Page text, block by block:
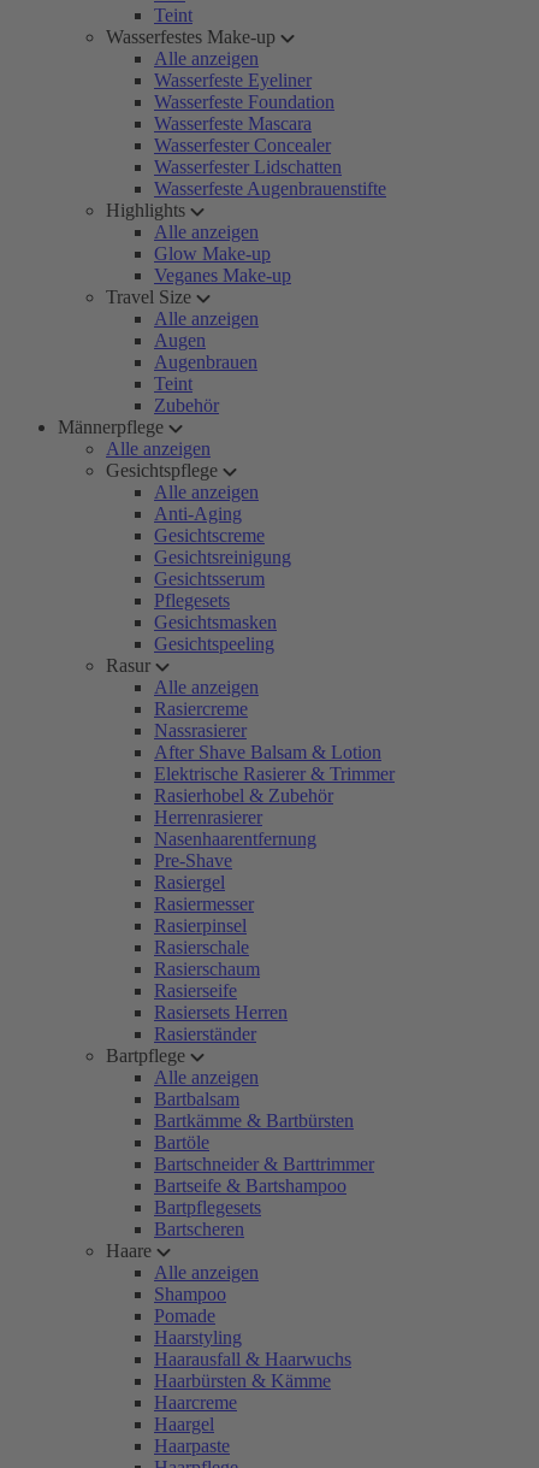
Teint
Wasserfestes Make-up
Alle anzeigen
Wasserfeste Eyeliner
Wasserfeste Foundation
Wasserfeste Mascara
Wasserfester Concealer
Wasserfester Lidschatten
Wasserfeste Augenbrauenstifte
Highlights
Alle anzeigen
Glow Make-up
Veganes Make-up
Travel Size
Alle anzeigen
Augen
Augenbrauen
Teint
Zubehör
Männerpflege
Alle anzeigen
Gesichtspflege
Alle anzeigen
Anti-Aging
Gesichtscreme
Gesichtsreinigung
Gesichtsserum
Pflegesets
Gesichtsmasken
Gesichtspeeling
Rasur
Alle anzeigen
Rasiercreme
Nassrasierer
After Shave Balsam & Lotion
Elektrische Rasierer & Trimmer
Rasierhobel & Zubehör
Herrenrasierer
Nasenhaarentfernung
Pre-Shave
Rasiergel
Rasiermesser
Rasierpinsel
Rasierschale
Rasierschaum
Rasierseife
Rasiersets Herren
Rasierständer
Bartpflege
Alle anzeigen
Bartbalsam
Bartkämme & Bartbürsten
Bartöle
Bartschneider & Barttrimmer
Bartseife & Bartshampoo
Bartpflegesets
Bartscheren
Haare
Alle anzeigen
Shampoo
Pomade
Haarstyling
Haarausfall & Haarwuchs
Haarbürsten & Kämme
Haarcreme
Haargel
Haarpaste